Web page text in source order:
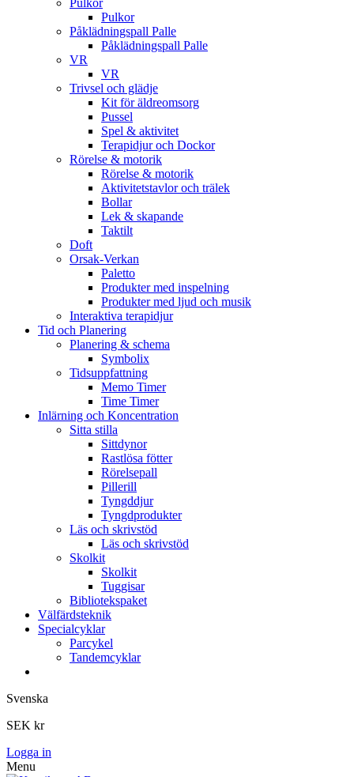
Pulkor
Påklädningspall Palle
Påklädningspall Palle
VR
VR
Trivsel och glädje
Kit för äldreomsorg
Pussel
Spel & aktivitet
Terapidjur och Dockor
Rörelse & motorik
Rörelse & motorik
Aktivitetstavlor och trälek
Bollar
Lek & skapande
Taktilt
Doft
Orsak-Verkan
Paletto
Produkter med inspelning
Produkter med ljud och musik
Interaktiva terapidjur
Tid och Planering
Planering & schema
Symbolix
Tidsuppfattning
Memo Timer
Time Timer
Inlärning och Koncentration
Sitta stilla
Sittdynor
Rastlösa fötter
Rörelsepall
Pillerill
Tyngddjur
Tyngdprodukter
Läs och skrivstöd
Läs och skrivstöd
Skolkit
Skolkit
Tuggisar
Bibliotekspaket
Välfärdsteknik
Specialcyklar
Parcykel
Tandemcyklar
Svenska
SEK kr
Logga in
Menu